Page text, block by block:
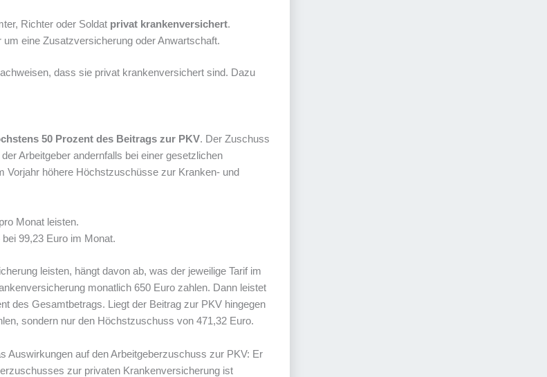
Richter oder Soldat privat krankenversichert.
um eine Zusatzversicherung oder Anwartschaft.
dass sie privat krankenversichert sind. Dazu
50 Prozent des Beitrags zur PKV. Der Zuschuss
Arbeitgeber andernfalls bei einer gesetzlichen
Vorjahr höhere Höchstzuschüsse zur Kranken- und
Monat leisten.
99,23 Euro im Monat.
leisten, hängt davon ab, was der jeweilige Tarif im
monatlich 650 Euro zahlen. Dann leistet
des Gesamtbetrags. Liegt der Beitrag zur PKV hingegen
sondern nur den Höchstzuschuss von 471,32 Euro.
Auswirkungen auf den Arbeitgeberzuschuss zur PKV: Er
zur privaten Krankenversicherung ist